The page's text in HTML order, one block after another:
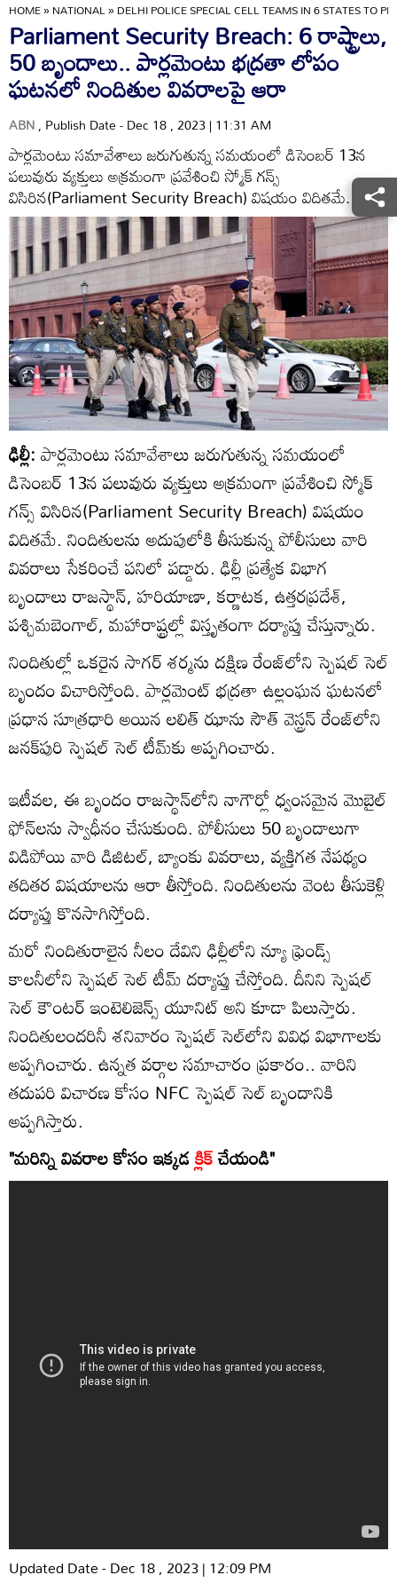
HOME»NATIONAL»DELHI POLICE SPECIAL CELL TEAMS IN 6 STATES TO
Parliament Security Breach: 6 రాష్ట్రాలు,
50 బృందాలు.. పార్లమెంటు భద్రతా లోపం
ఘటనలో నిందితుల వివరాలపై ఆరా
ABN, Publish Date - Dec 18 , 2023 | 11:31 AM
పార్లమెంటు సమావేశాలు జరుగుతున్న సమయంలో డిసెంబర్ 13న
పలువురు వ్యక్తులు అక్రమంగా ప్రవేశించి స్మోక్ గన్స్
విసిరిన(Parliament Security Breach) విషయం విదితమే.
ఢిల్లీ:పార్లమెంటు సమావేశాలు జరుగుతున్న సమయంలో
డిసెంబర్ 13న పలువురు వ్యక్తులు అక్రమంగా ప్రవేశించి స్మోక్
గన్స్ విసిరిన(Parliament Security Breach) విషయం
విదితమే. నిందితులను అదుపులోకి తీసుకున్న పోలీసులు వారి
వివరాలు సేకరించే పనిలో పడ్డారు. ఢిల్లీ ప్రత్యేక విభాగ
బృందాలు రాజస్థాన్, హరియాణా, కర్ణాటక, ఉత్తరప్రదేశ్,
పశ్చిమబెంగాల్, మహారాష్ట్రల్లో విస్తృతంగా దర్యాప్తు చేస్తున్నారు.
నిందితుల్లో ఒకరైన సాగర్ శర్మను దక్షిణ రేంజ్‌లోని స్పెషల్ సెల్
బృందం విచారిస్తోంది. పార్లమెంట్ భద్రతా ఉల్లంఘన ఘటనలో
ప్రధాన సూత్రధారి అయిన లలిత్ ఝాను సౌత్ వెస్ట్రన్ రేంజ్‌లోని
జనక్‌పురి స్పెషల్ సెల్ టీమ్‌కు అప్పగించారు.
ఇటీవల, ఈ బృందం రాజస్థాన్‌లోని నాగౌర్లో ధ్వంసమైన మొబైల్
ఫోన్‌లను స్వాధీనం చేసుకుంది. పోలీసులు 50 బృందాలుగా
విడిపోయి వారి డిజిటల్, బ్యాంకు వివరాలు, వ్యక్తిగత నేపథ్యం
తదితర విషయాలను ఆరా తీస్తోంది. నిందితులను వెంట తీసుకెళ్లి
దర్యాప్తు కొనసాగిస్తోంది.
మరో నిందితురాలైన నీలం దేవిని ఢిల్లీలోని న్యూ ఫ్రెండ్స్
కాలనీలోని స్పెషల్ సెల్ టీమ్‌ దర్యాప్తు చేస్తోంది. దీనిని స్పెషల్
సెల్ కౌంటర్ ఇంటెలిజెన్స్ యూనిట్ అని కూడా పిలుస్తారు.
నిందితులందరినీ శనివారం స్పెషల్ సెల్‌లోని వివిధ విభాగాలకు
అప్పగించారు. ఉన్నత వర్గాల సమాచారం ప్రకారం.. వారిని
తదుపరి విచారణ కోసం NFC స్పెషల్ సెల్ బృందానికి
అప్పగిస్తారు.
"మరిన్ని వివరాల కోసం ఇక్కడక్లిక్చేయండి"
Updated Date - Dec 18 , 2023 | 12:09 PM